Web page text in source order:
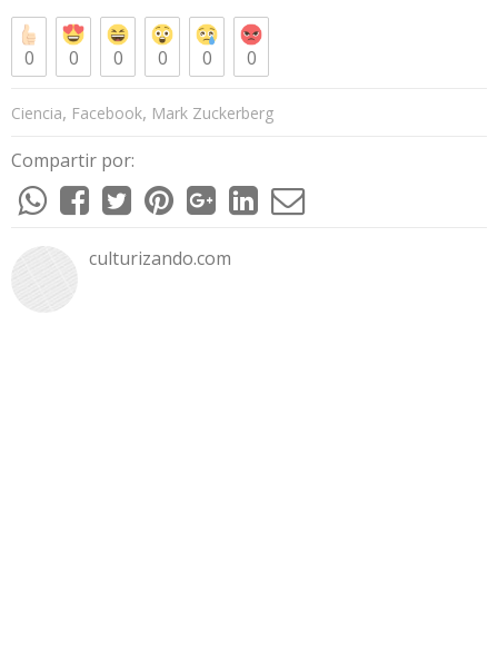
0 0 0 0 0 0
Ciencia, Facebook, Mark Zuckerberg
Compartir por:
culturizando.com